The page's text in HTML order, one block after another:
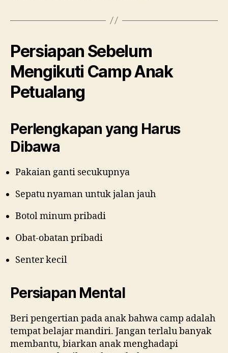
Persiapan Sebelum
Mengikuti Camp Anak
Petualang
Perlengkapan yang Harus
Dibawa
Pakaian ganti secukupnya
Sepatu nyaman untuk jalan jauh
Botol minum pribadi
Obat-obatan pribadi
Senter kecil
Persiapan Mental
Beri pengertian pada anak bahwa camp adalah
tempat belajar mandiri. Jangan terlalu banyak
membantu, biarkan anak menghadapi